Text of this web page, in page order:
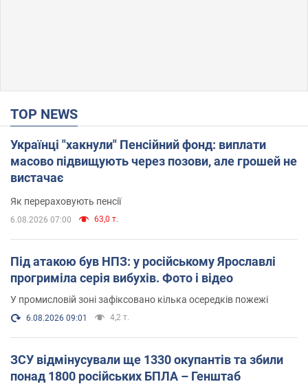
TOP NEWS
Українці "хакнули" Пенсійний фонд: виплати
масово підвищують через позови, але грошей не
вистачає
Як перераховують пенсії
6.08.2026 07:00 63,0 т.
Під атакою був НПЗ: у російському Ярославлі
прогриміла серія вибухів. Фото і відео
У промисловій зоні зафіксовано кілька осередків пожежі
6.08.2026 09:01 4,2 т.
ЗСУ відмінусували ще 1330 окупантів та збили
понад 1800 російських БПЛА – Генштаб